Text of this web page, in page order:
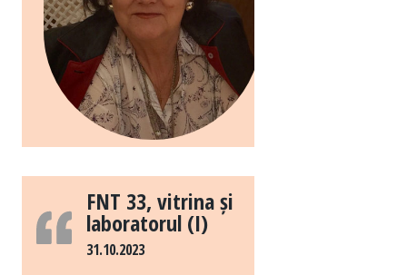
FNT 33, vitrina și
laboratorul (I)
31.10.2023